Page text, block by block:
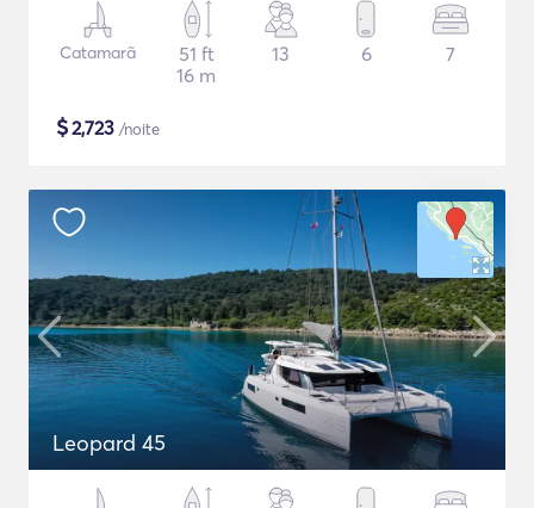
Catamarã
51 ft
16 m
13 6 7
$2,723 /noite
Leopard 45